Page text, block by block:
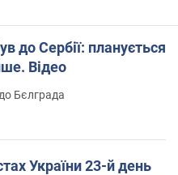
до Сербії: планується
Відео
Бєлграда
України 23-й день